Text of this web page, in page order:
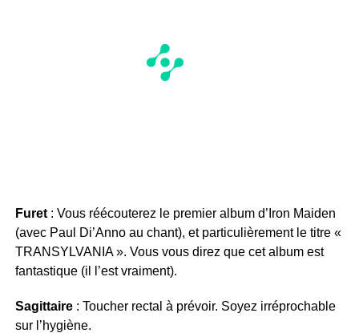
Furet : Vous réécouterez le premier album d’Iron Maiden
(avec Paul Di’Anno au chant), et particulièrement le titre «
TRANSYLVANIA ». Vous vous direz que cet album est
fantastique (il l’est vraiment).
Sagittaire : Toucher rectal à prévoir. Soyez irréprochable
sur l’hygiène.